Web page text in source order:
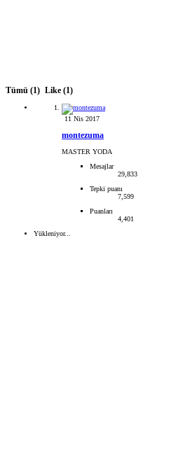
Tümü (1) Like (1)
11 Nis 2017
montezuma
MASTER YODA
Mesajlar
29,833
Tepki puanı
7,599
Puanları
4,401
Yükleniyor...